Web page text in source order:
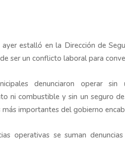
ayer estalló en la Dirección de
ser un conflicto laboral para
denunciaron operar
ni combustible y sin un seguro
más importantes del gobierno
operativas se suman